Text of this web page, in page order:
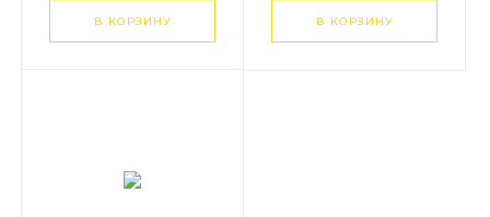
В КОРЗИНУ В КОРЗИНУ